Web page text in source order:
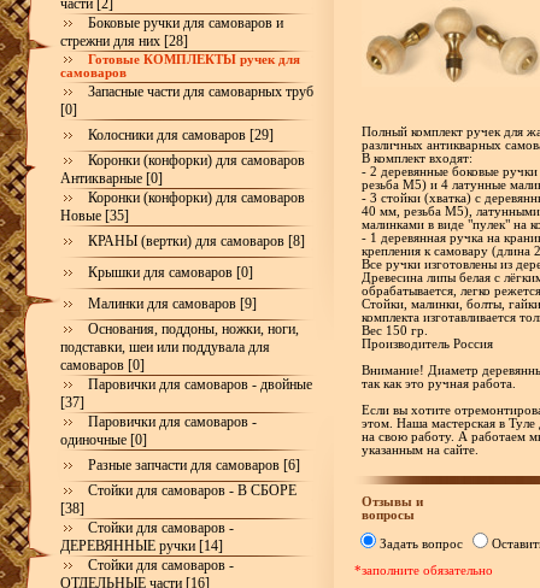
части [2]
Боковые ручки для самоваров и
стрежни для них [28]
Готовые КОМПЛЕКТЫ ручек для
самоваров
Запасные части для самоварных труб
[0]
Колосники для самоваров [29]
Коронки (конфорки) для самоваров
Антикварные [0]
Коронки (конфорки) для самоваров
Новые [35]
КРАНЫ (вертки) для самоваров [8]
Крышки для самоваров [0]
Малинки для самоваров [9]
Основания, поддоны, ножки, ноги,
подставки, шеи или поддувала для
самоваров [0]
Паровички для самоваров - двойные
[37]
Паровички для самоваров -
одиночные [0]
Разные запчасти для самоваров [6]
Стойки для самоваров - В СБОРЕ
[38]
Стойки для самоваров -
ДЕРЕВЯННЫЕ ручки [14]
Стойки для самоваров -
ОТДЕЛЬНЫЕ части [16]
Полный комплект ручек для
различных антикварных
В комплект входят:
- 2 деревянные боковые
резьба М5) и 4 латунные
- 3 стойки (хватка) с
40 мм, резьба М5),
малинками в виде "пулек" на
- 1 деревянная ручка на
крепления к самовару
Все ручки изготовлены из
Древесина липы белая с
обрабатывается, легко
Стойки, малинки, болты,
комплекта изготавливается
Вес 150 гр.
Производитель Россия
Внимание! Диаметр
так как это ручная работа.
Если вы хотите
этом. Наша мастерская в
на свою работу. А работаем
указанным на сайте.
Отзывы и
вопросы
Задать вопрос
*заполните обязательно